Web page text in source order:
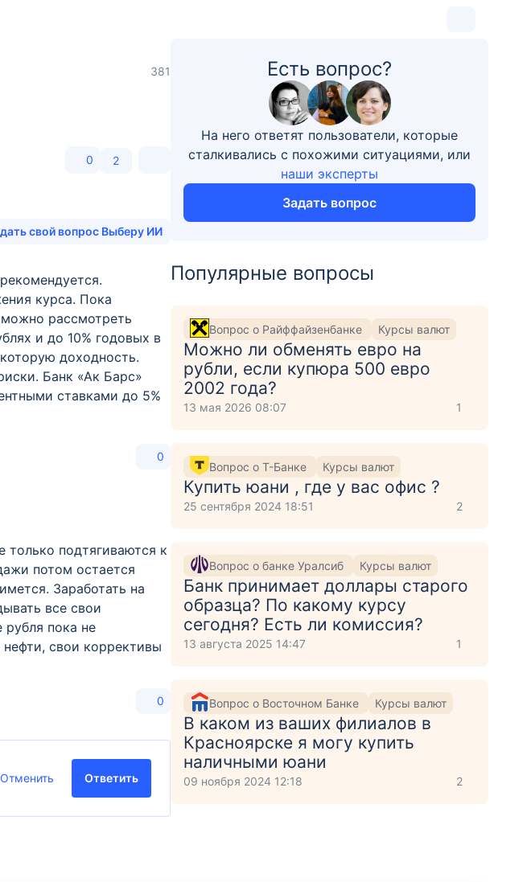
381
0 2
свой вопрос Выберу ИИ
курса. Пока
рассмотреть
и до 10% годовых в
доходность.
Банк «Ак Барс»
ставками до 5%
0
только подтягиваются к
потом остается
Заработать на
все свои
рубля пока не
свои коррективы
0
Отменить Ответить
Есть вопрос?
На него ответят пользователи, которые
сталкивались с похожими ситуациями, или
наши эксперты
Задать вопрос
Популярные вопросы
Вопрос о Райффайзенбанке Курсы валют
Можно ли обменять евро на
рубли, если купюра 500 евро
2002 года?
13 мая 2026 08:07 1
Вопрос о Т-Банке Курсы валют
Купить юани , где у вас офис ?
25 сентября 2024 18:51 2
Вопрос о банке Уралсиб Курсы валют
Банк принимает доллары старого
образца? По какому курсу
сегодня? Есть ли комиссия?
13 августа 2025 14:47 1
Вопрос о Восточном Банке Курсы валют
В каком из ваших филиалов в
Красноярске я могу купить
наличными юани
09 ноября 2024 12:18 2